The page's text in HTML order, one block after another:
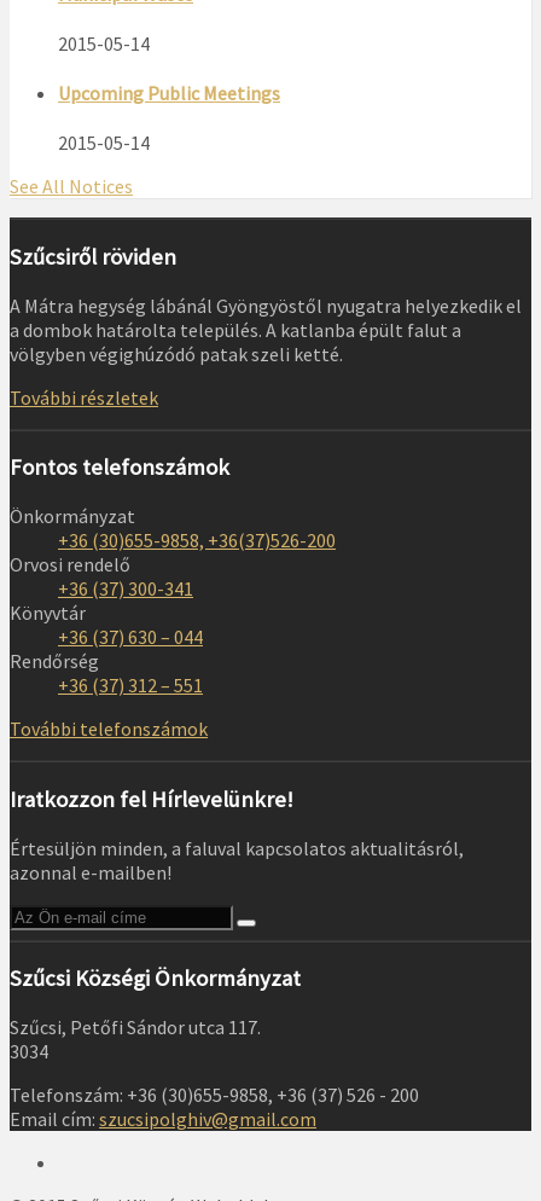
2015-05-14
Upcoming Public Meetings
2015-05-14
See All Notices
Szűcsiről röviden
A Mátra hegység lábánál Gyöngyöstől nyugatra helyezkedik el
a dombok határolta település. A katlanba épült falut a
völgyben végighúzódó patak szeli ketté.
További részletek
Fontos telefonszámok
Önkormányzat
+36 (30)655-9858, +36(37)526-200
Orvosi rendelő
+36 (37) 300-341
Könyvtár
+36 (37) 630 – 044
Rendőrség
+36 (37) 312 – 551
További telefonszámok
Iratkozzon fel Hírlevelünkre!
Értesüljön minden, a faluval kapcsolatos aktualitásról,
azonnal e-mailben!
Szűcsi Községi Önkormányzat
Szűcsi, Petőfi Sándor utca 117.
3034
Telefonszám: +36 (30)655-9858, +36 (37) 526 - 200
Email cím: szucsipolghiv@gmail.com